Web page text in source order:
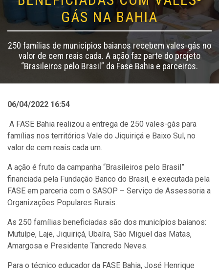
GÁS NA BAHIA
250 famílias de municípios baianos recebem vales-gás no
valor de cem reais cada. A ação faz parte do projeto
“Brasileiros pelo Brasil” da Fase Bahia e parceiros.
06/04/2022 16:54
A FASE Bahia realizou a entrega de 250 vales-gás para
famílias nos territórios Vale do Jiquiriçá e Baixo Sul, no
valor de cem reais cada um.
A ação é fruto da campanha “Brasileiros pelo Brasil”
financiada pela Fundação Banco do Brasil, e executada pela
FASE em parceria com o SASOP – Serviço de Assessoria a
Organizações Populares Rurais.
As 250 famílias beneficiadas são dos municípios baianos:
Mutuípe, Laje, Jiquiriçá, Ubaíra, São Miguel das Matas,
Amargosa e Presidente Tancredo Neves.
Para o técnico educador da FASE Bahia, José Henrique